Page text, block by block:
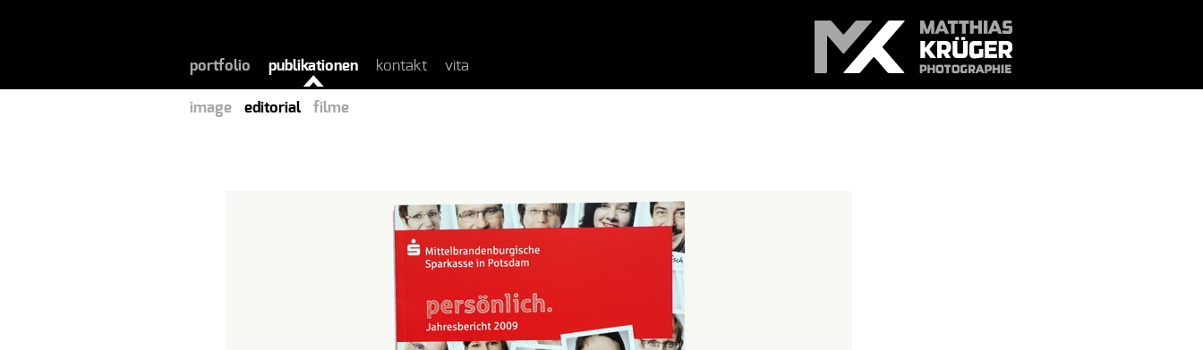
portfolio publikationen kontakt vita
image editorial filme